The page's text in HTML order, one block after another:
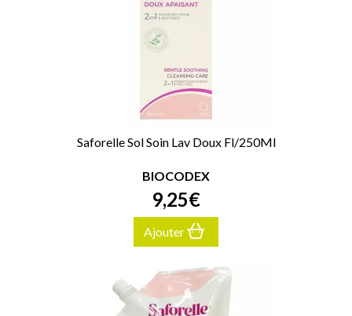
Saforelle Sol Soin Lav Doux Fl/250Ml
BIOCODEX
9,25€
Ajouter